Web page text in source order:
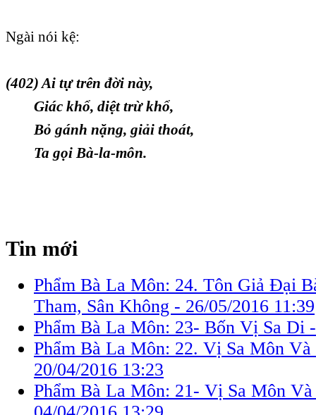
Ngài nói kệ:
(402) Ai tự trên đời này,
Giác khổ, diệt trừ khổ,
Bỏ gánh nặng, giải thoát,
Ta gọi Bà-la-môn.
Tin mới
Phẩm Bà La Môn: 24. Tôn Giả Ðại
Tham, Sân Không - 26/05/2016 11:39
Phẩm Bà La Môn: 23- Bốn Vị Sa Di
Phẩm Bà La Môn: 22. Vị Sa Môn
20/04/2016 13:23
Phẩm Bà La Môn: 21- Vị Sa Môn